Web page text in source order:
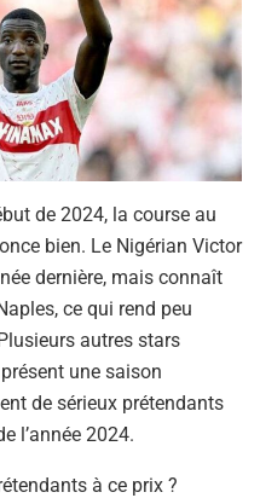
de 2024, la course au
bien. Le Nigérian Victor
dernière, mais connaît
ce qui rend peu
autres stars
une saison
de sérieux prétendants
l’année 2024.
à ce prix ?